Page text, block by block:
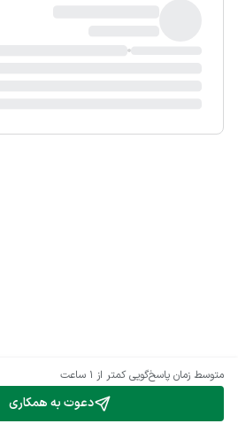
دعوت به همکاری
متوسط زمان پاسخ‌گویی کمتر از 1 ساعت